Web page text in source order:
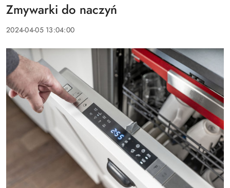
Zmywarki do naczyń
2024-04-05 13:04:00